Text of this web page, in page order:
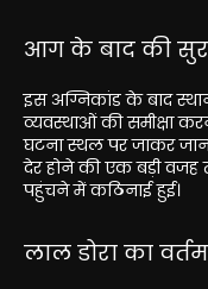
आग के बाद की
इस अग्निकांड के बाद
व्यवस्थाओं की समीक्षा
घटना स्थल पर जाकर
देर होने की एक बड़ी वजह
पहुंचने में कठिनाई हुई।
लाल डोरा का